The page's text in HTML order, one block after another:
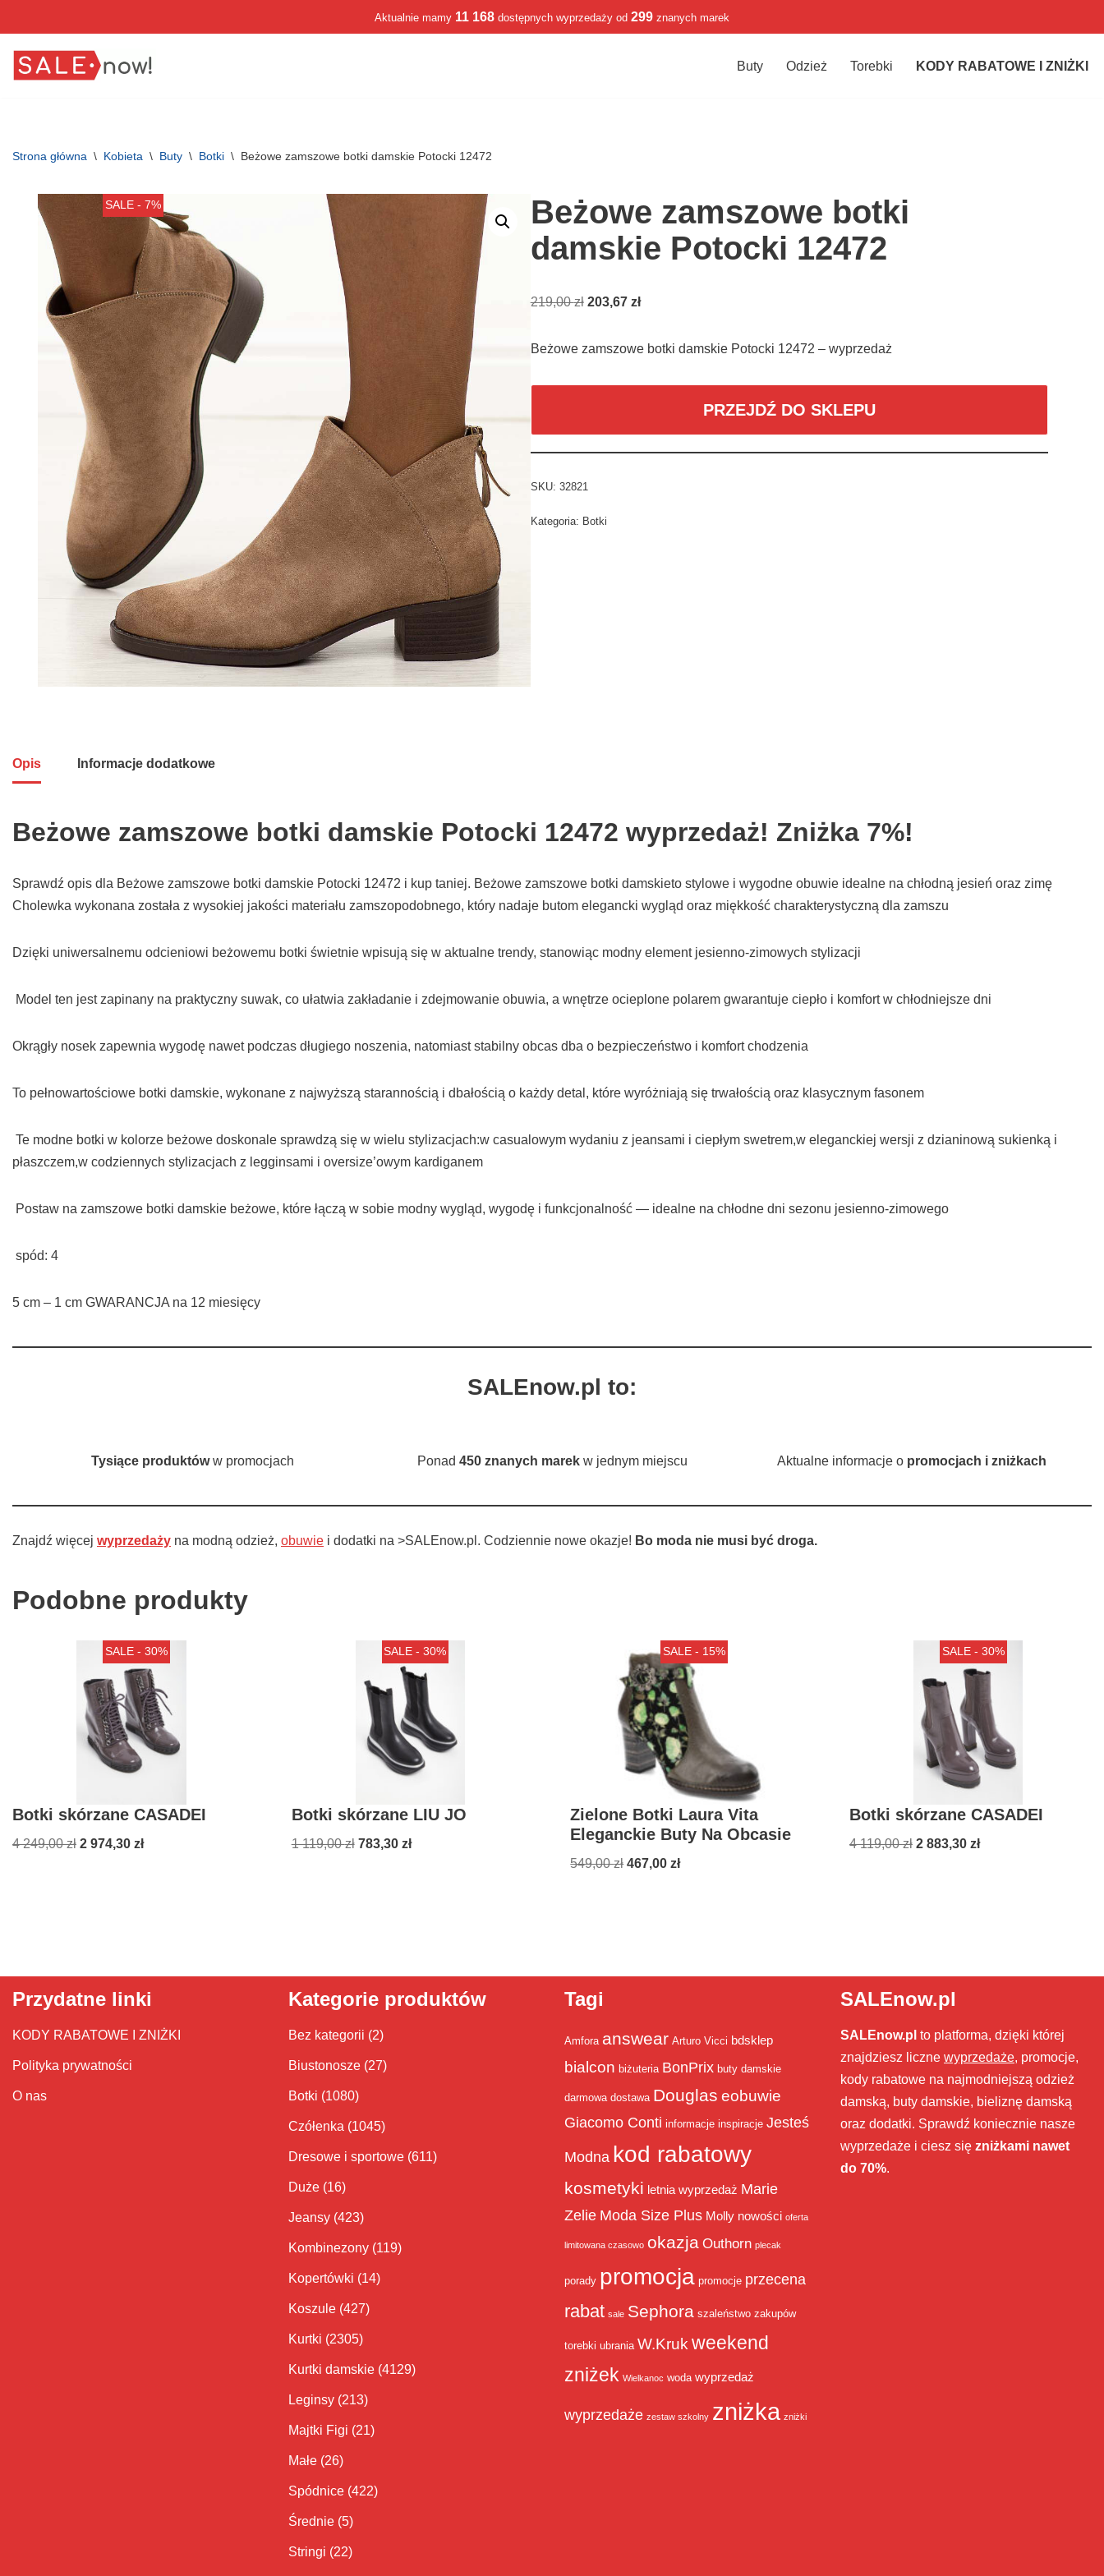
do
Aktualnie mamy 11 168 dostępnych wyprzedaży od 299 znanych marek
Buty Odzież Torebki KODY RABATOWE I ZNIŻKI
Strona główna \ Kobieta \ Buty \ Botki \ Beżowe zamszowe botki damskie Potocki 12472
SALE - 7%
Beżowe zamszowe botki
damskie Potocki 12472
219,00zł 203,67 zł
Beżowe zamszowe botki damskie Potocki 12472 – wyprzedaż
PRZEJDŹ DO SKLEPU
SKU: 32821
Kategoria: Botki
Opis Informacje dodatkowe
Beżowe zamszowe botki damskie Potocki 12472 wyprzedaż! Zniżka 7%!
Sprawdź opis dla Beżowe zamszowe botki damskie Potocki 12472 i kup taniej. Beżowe zamszowe botki damskieto stylowe i wygodne obuwie idealne na chłodną jesień oraz zimę
Cholewka wykonana została z wysokiej jakości materiału zamszopodobnego, który nadaje butom elegancki wygląd oraz miękkość charakterystyczną dla zamszu
Dzięki uniwersalnemu odcieniowi beżowemu botki świetnie wpisują się w aktualne trendy, stanowiąc modny element jesienno-zimowych stylizacji
Model ten jest zapinany na praktyczny suwak, co ułatwia zakładanie i zdejmowanie obuwia, a wnętrze ocieplone polarem gwarantuje ciepło i komfort w chłodniejsze dni
Okrągły nosek zapewnia wygodę nawet podczas długiego noszenia, natomiast stabilny obcas dba o bezpieczeństwo i komfort chodzenia
To pełnowartościowe botki damskie, wykonane z najwyższą starannością i dbałością o każdy detal, które wyróżniają się trwałością oraz klasycznym fasonem
Te modne botki w kolorze beżowe doskonale sprawdzą się w wielu stylizacjach:w casualowym wydaniu z jeansami i ciepłym swetrem,w eleganckiej wersji z dzianinową sukienką i
płaszczem,w codziennych stylizacjach z legginsami i oversize’owym kardiganem
Postaw na zamszowe botki damskie beżowe, które łączą w sobie modny wygląd, wygodę i funkcjonalność — idealne na chłodne dni sezonu jesienno-zimowego
spód: 4
5 cm – 1 cm GWARANCJA na 12 miesięcy
SALEnow.pl to:
Tysiące produktóww promocjach Ponad 450 znanych marekw jednym miejscu Aktualne informacje o promocjach i zniżkach
Znajdź więcej wyprzedaży na modną odzież, obuwie i dodatki na >SALEnow.pl. Codziennie nowe okazje! Bo moda nie musi być droga.
Podobne produkty
SALE - 30%
Botki skórzane CASADEI
4 249,00zł 2 974,30 zł
SALE - 30%
Botki skórzane LIU JO
1 119,00zł 783,30 zł
SALE - 15%
Zielone Botki Laura Vita
Eleganckie Buty Na Obcasie
549,00zł 467,00zł
SALE - 30%
Botki skórzane CASADEI
4 119,00zł 2 883,30 zł
Przydatne linki
KODY RABATOWE I ZNIŻKI
Polityka prywatności
O nas
Kategorie produktów
Bez kategorii (2)
Biustonosze (27)
Botki (1080)
Czółenka (1045)
Dresowe i sportowe (611)
Duże (16)
Jeansy (423)
Kombinezony (119)
Kopertówki (14)
Koszule (427)
Kurtki (2305)
Kurtki damskie (4129)
Leginsy (213)
Majtki Figi (21)
Małe (26)
Spódnice (422)
Średnie (5)
Stringi (22)
Tagi
Amfora answear Arturo Vicci bdsklep
bialcon biżuteria BonPrix buty damskie
darmowa dostawa Douglas eobuwie
Giacomo Conti informacje inspiracje Jesteś
Modna kod rabatowy
kosmetyki letnia wyprzedaż Marie
Zelie Moda Size Plus Molly nowości oferta
limitowana czasowo okazja Outhorn plecak
porady promocja promocje przecena
rabat sale Sephora szaleństwo zakupów
torebki ubrania W.Kruk weekend
zniżek Wielkanoc woda wyprzedaż
wyprzedaże zestaw szkolny zniżka zniżki
SALEnow.pl
SALEnow.pl to platforma, dzięki której
znajdziesz liczne wyprzedaże, promocje,
kody rabatowe na najmodniejszą odzież
damską, buty damskie, bieliznę damską
oraz dodatki. Sprawdź koniecznie nasze
wyprzedaże i ciesz się zniżkami nawet
do 70%.